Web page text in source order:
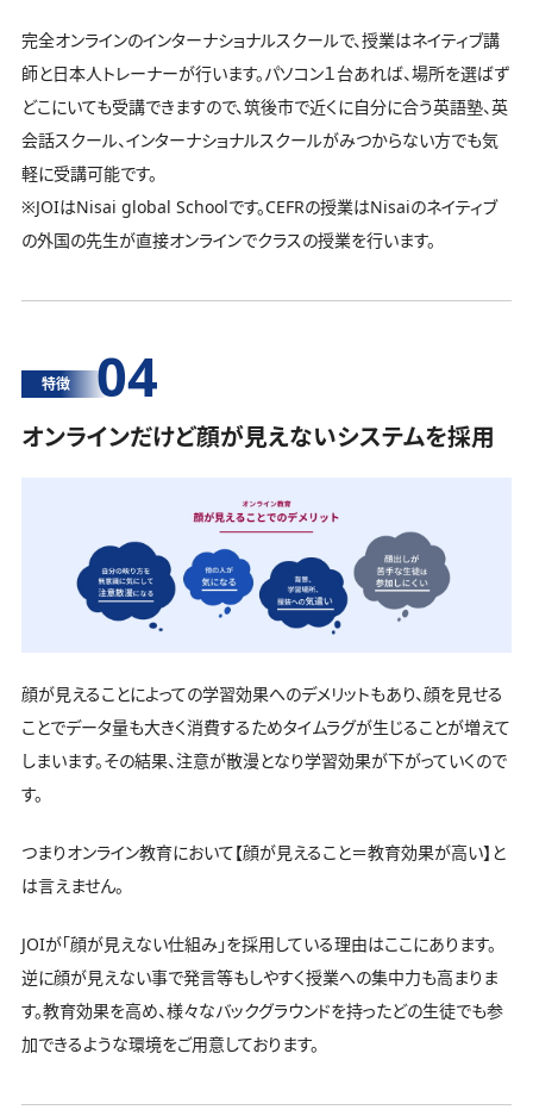
完全オンラインのインターナショナルスクールで、授業はネイティブ講
師と日本人トレーナーが行います。パソコン１台あれば、場所を選ばず
どこにいても受講できますので、筑後市で近くに自分に合う英語塾、英
会話スクール、インターナショナルスクールがみつからない方でも気
軽に受講可能です。
※JOIはNisai global Schoolです。CEFRの授業はNisaiのネイティブ
の外国の先生が直接オンラインでクラスの授業を行います。
特徴 04
オンラインだけど顔が見えないシステムを採用
顔が見えることによっての学習効果へのデメリットもあり、顔を見せる
ことでデータ量も大きく消費するためタイムラグが生じることが増えて
しまいます。その結果、注意が散漫となり学習効果が下がっていくので
す。
つまりオンライン教育において【顔が見えること＝教育効果が高い】と
は言えません。
JOIが「顔が見えない仕組み」を採用している理由はここにあります。
逆に顔が見えない事で発言等もしやすく授業への集中力も高まりま
す。教育効果を高め、様々なバックグラウンドを持ったどの生徒でも参
加できるような環境をご用意しております。